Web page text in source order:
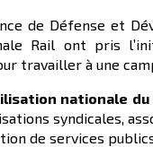
de Défense et
Rail ont pris
travailler à une
nationale du
syndicales,
de services